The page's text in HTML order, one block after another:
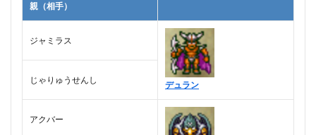
親（相手）
ジャミラス
デュラン
じゃりゅうせんし
アクバー